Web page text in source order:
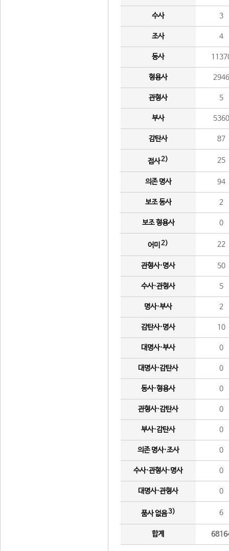
수사 3
조사 4
동사
형용사 2946
관형사 5
부사 5360
감탄사 87
접사2) 25
의존 명사 94
보조 동사 2
보조 형용사 0
어미 2) 22
관형사·명사 50
수사·관형사 5
명사·부사 2
감탄사·명사 10
대명사·부사 0
대명사·감탄사 0
동사·형용사 0
관형사·감탄사 0
부사·감탄사 0
의존 명사·조사 0
수사·관형사·명사 0
대명사·관형사 0
품사 없음3) 6
합계